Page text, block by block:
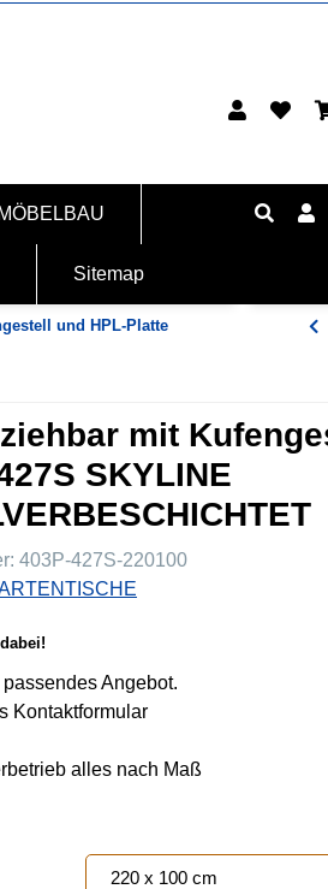
Sitemap
und HPL-Platte
mit
SKYLINE
403P-427S-220100
Angebot.
Kontaktformular
alles nach Maß
220 x 100 cm